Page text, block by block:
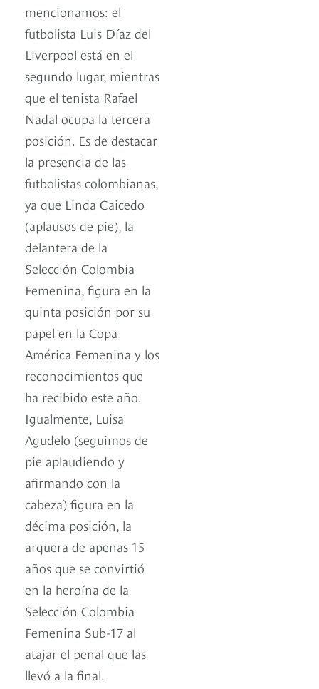
mencionamos: el
futbolista Luis Díaz del
Liverpool está en el
segundo lugar, mientras
que el tenista Rafael
Nadal ocupa la tercera
posición. Es de destacar
la presencia de las
futbolistas colombianas,
ya que Linda Caicedo
(aplausos de pie), la
delantera de la
Selección Colombia
Femenina, figura en la
quinta posición por su
papel en la Copa
América Femenina y los
reconocimientos que
ha recibido este año.
Igualmente, Luisa
Agudelo (seguimos de
pie aplaudiendo y
afirmando con la
cabeza) figura en la
décima posición, la
arquera de apenas 15
años que se convirtió
en la heroína de la
Selección Colombia
Femenina Sub-17 al
atajar el penal que las
llevó a la final.